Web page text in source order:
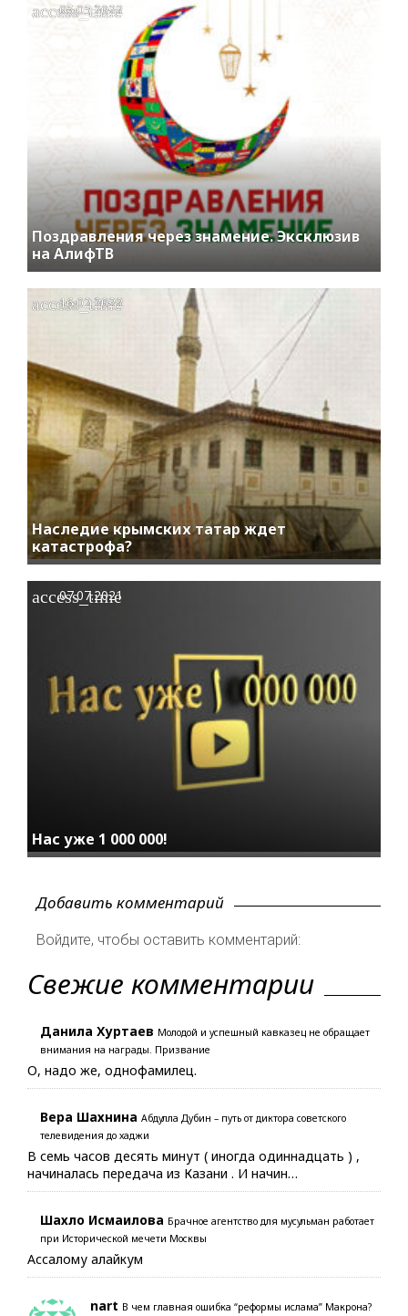
Поздравления через знамение. Эксклюзив
на АлифТВ
access_time
05.05.2022
Наследие крымских татар ждет
катастрофа?
access_time
16.02.2022
Нас уже 1 000 000!
access_time
07.07.2021
Добавить комментарий
Войдите, чтобы оставить комментарий:
Свежие комментарии
Данила Хуртаев Молодой и успешный кавказец не обращает
внимания на награды. Призвание
О, надо же, однофамилец.
Вера Шахнина Абдулла Дубин – путь от диктора советского
телевидения до хаджи
В семь часов десять минут ( иногда одиннадцать ) ,
начиналась передача из Казани . И начин…
Шахло Исмаилова Брачное агентство для мусульман работает
при Исторической мечети Москвы
Ассалому алайкум
nart В чем главная ошибка “реформы ислама” Макрона?